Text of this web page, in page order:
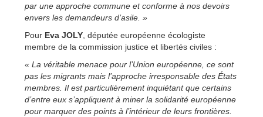
par une approche commune et conforme à nos devoirs
envers les demandeurs d’asile. »
Pour Eva JOLY , députée européenne écologiste
membre de la commission justice et libertés civiles :
« La véritable menace pour l’Union européenne, ce sont
pas les migrants mais l’approche irresponsable des États
membres. Il est particulièrement inquiétant que certains
d’entre eux s’appliquent à miner la solidarité européenne
pour marquer des points à l’intérieur de leurs frontières.